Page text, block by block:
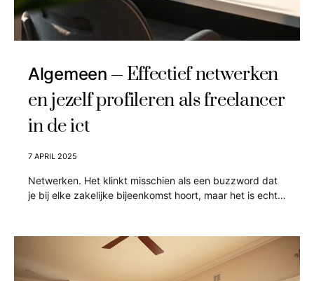
Algemeen
Effectief netwerken
en jezelf profileren als freelancer
in de ict
7 APRIL 2025
Netwerken. Het klinkt misschien als een buzzword dat
je bij elke zakelijke bijeenkomst hoort, maar het is echt…